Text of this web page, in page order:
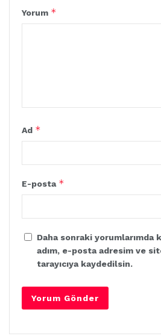
Yorum *
Ad *
E-posta *
Daha sonraki yorumlarımda
adım, e-posta adresim ve
tarayıcıya kaydedilsin.